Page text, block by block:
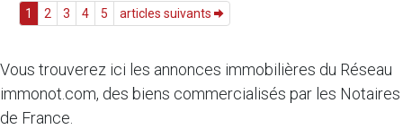
1 2 3 4 5 articles suivants
Vous trouverez ici les annonces immobilières du Réseau
immonot.com, des biens commercialisés par les Notaires
de France.